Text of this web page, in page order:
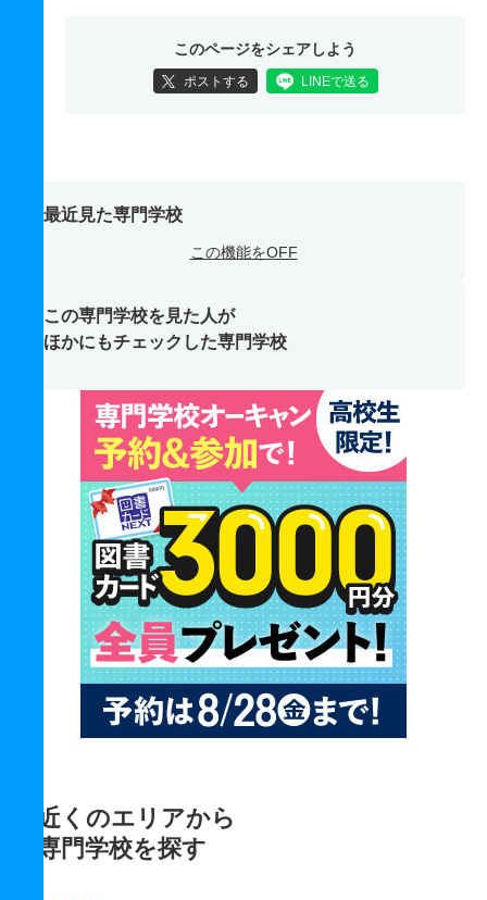
このページをシェアしよう
ポストする LINEで送る
最近見た専門学校
この機能をOFF
この専門学校を見た人が
ほかにもチェックした専門学校
近くのエリアから
専門学校を探す